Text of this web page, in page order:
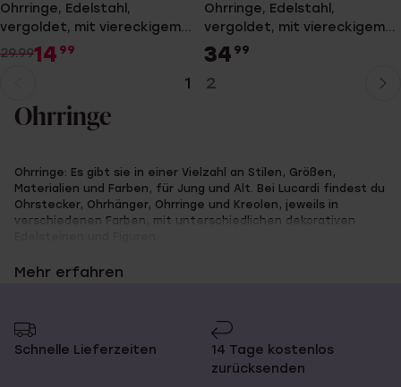
Ohrringe, Edelstahl,
vergoldet, mit viereckigem
Zirkonia, 4 mm
29.9914 99
Ohrringe, Edelstahl,
vergoldet, mit viereckigem
Zirkonia, 6 mm
34 99
Seite
1 2
zurOhrringe
Ohrringe: Es gibt sie in einer Vielzahl an Stilen, Größen,
Materialien und Farben, für Jung und Alt. Bei Lucardi findest du
Ohrstecker, Ohrhänger, Ohrringe und Kreolen, jeweils in
verschiedenen Farben, mit unterschiedlichen dekorativen
kommen auf ihre Kosten, etwa mit Ohrringen aus Edelstahl. Mit
den schnörkellosen Designs verleihst du deinem Look einen
Mehr erfahren
Schnelle Lieferzeiten
14 Tage kostenlos
zurücksenden